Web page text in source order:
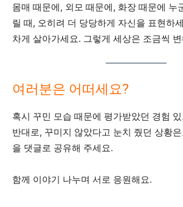
몸매 때문에, 외모 때문에, 화장 때문에 누
릴 때, 오히려 더 당당하게 자신을 표현하
차게 살아가세요. 그렇게 세상은 조금씩
여러분은 어떠세요?
혹시 꾸민 모습 때문에 평가받았던 경험
반대로, 꾸미지 않았다고 눈치 줬던 상황
을 댓글로 공유해 주세요.
함께 이야기 나누며 서로 응원해요.